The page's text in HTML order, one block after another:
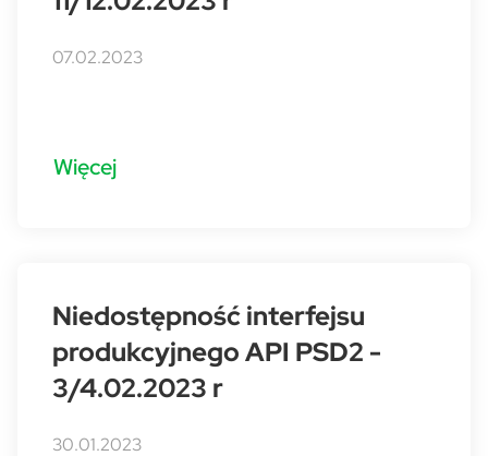
07.02.2023
Więcej
Niedostępność interfejsu
produkcyjnego API PSD2 -
3/4.02.2023 r
30.01.2023